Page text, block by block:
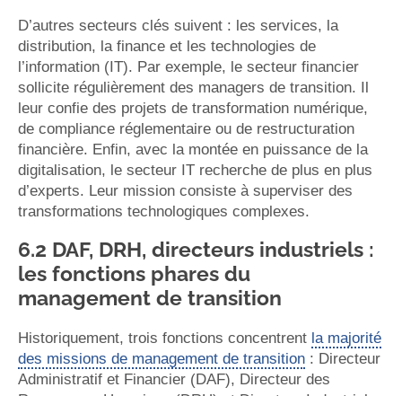
D’autres secteurs clés suivent : les services, la
distribution, la finance et les technologies de
l’information (IT). Par exemple, le secteur financier
sollicite régulièrement des managers de transition. Il
leur confie des projets de transformation numérique,
de compliance réglementaire ou de restructuration
financière. Enfin, avec la montée en puissance de la
digitalisation, le secteur IT recherche de plus en plus
d’experts. Leur mission consiste à superviser des
transformations technologiques complexes.
6.2 DAF, DRH, directeurs industriels :
les fonctions phares du
management de transition
Historiquement, trois fonctions concentrent la majorité
des missions de management de transition : Directeur
Administratif et Financier (DAF), Directeur des